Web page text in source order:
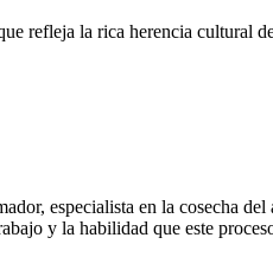
refleja la rica herencia cultural
especialista en la cosecha del
y la habilidad que este